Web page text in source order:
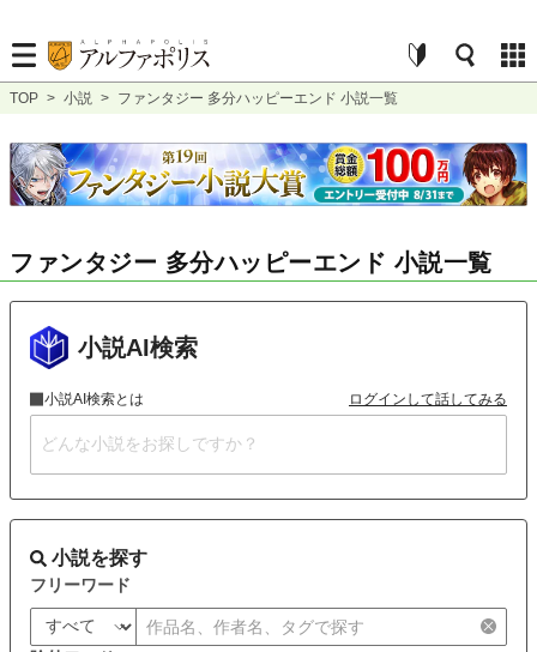
TOP > 小説 > ファンタジー 多分ハッピーエンド 小説一覧
ファンタジー 多分ハッピーエンド 小説一覧
小説AI検索
小説AI検索とは ログインして話してみる
小説を探す
フリーワード